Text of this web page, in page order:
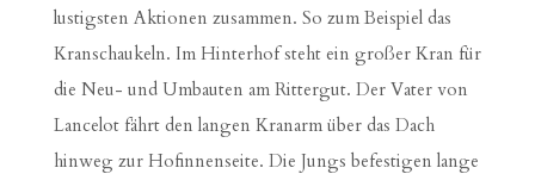
lustigsten Aktionen zusammen. So zum Beispiel das
Kranschaukeln. Im Hinterhof steht ein großer Kran für
die Neu- und Umbauten am Rittergut. Der Vater von
Lancelot fährt den langen Kranarm über das Dach
hinweg zur Hofinnenseite. Die Jungs befestigen lange